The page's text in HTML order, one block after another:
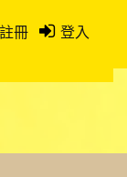
註冊 登入